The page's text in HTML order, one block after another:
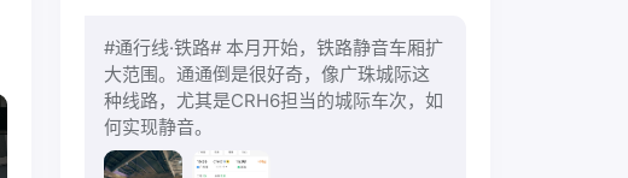
#通行线·铁路# 本月开始，铁路静音车厢扩
大范围。通通倒是很好奇，像广珠城际这
种线路，尤其是CRH6担当的城际车次，如
何实现静音。